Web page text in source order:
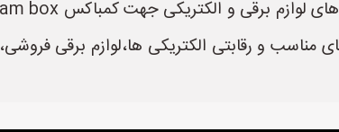
و رقابتی الکتریکی ها،لوازم برقی